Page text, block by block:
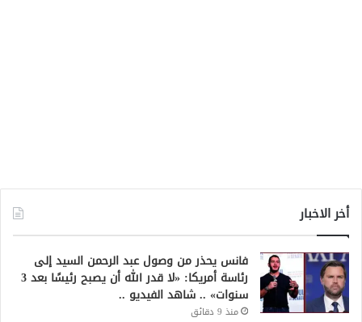
أخر الاخبار
فانس يحذر من وصول عبد الرحمن السيد إلى
رئاسة أمريكا: «لا قدر الله أن يصبح رئيسًا بعد 3
سنوات» .. شاهد الفيديو ..
منذ 9 دقائق